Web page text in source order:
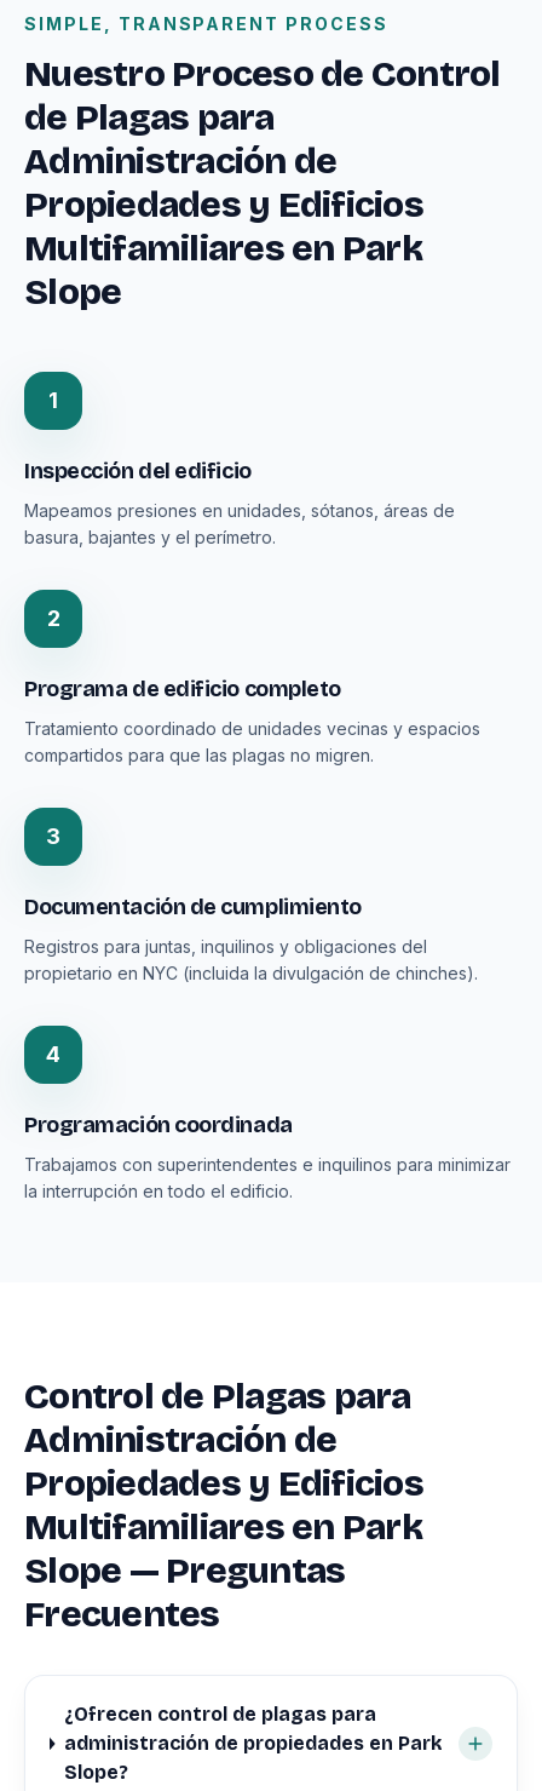
SIMPLE, TRANSPARENT PROCESS
Nuestro Proceso de Control
de Plagas para
Administración de
Propiedades y Edificios
Multifamiliares en Park
Slope
1
Inspección del edificio
Mapeamos presiones en unidades, sótanos, áreas de
basura, bajantes y el perímetro.
2
Programa de edificio completo
Tratamiento coordinado de unidades vecinas y espacios
compartidos para que las plagas no migren.
3
Documentación de cumplimiento
Registros para juntas, inquilinos y obligaciones del
propietario en NYC (incluida la divulgación de chinches).
4
Programación coordinada
Trabajamos con superintendentes e inquilinos para minimizar
la interrupción en todo el edificio.
Control de Plagas para
Administración de
Propiedades y Edificios
Multifamiliares en Park
Slope — Preguntas
Frecuentes
¿Ofrecen control de plagas para
administración de propiedades en Park
Slope?